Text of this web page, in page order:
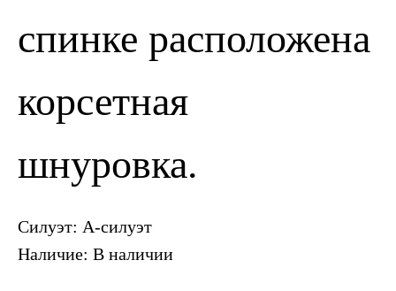
ПОЗВОНИТЬ ЗАПИСАТЬСЯ
спинке расположена
корсетная
шнуровка.
Силуэт: А-силуэт
Наличие: В наличии